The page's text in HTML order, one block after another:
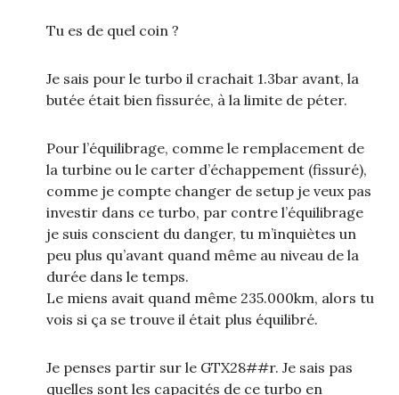
Tu es de quel coin ?
Je sais pour le turbo il crachait 1.3bar avant, la
butée était bien fissurée, à la limite de péter.
Pour l’équilibrage, comme le remplacement de
la turbine ou le carter d’échappement (fissuré),
comme je compte changer de setup je veux pas
investir dans ce turbo, par contre l’équilibrage
je suis conscient du danger, tu m’inquiètes un
peu plus qu’avant quand même au niveau de la
durée dans le temps.
Le miens avait quand même 235.000km, alors tu
vois si ça se trouve il était plus équilibré.
Je penses partir sur le GTX28##r. Je sais pas
quelles sont les capacités de ce turbo en